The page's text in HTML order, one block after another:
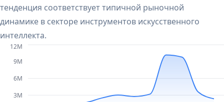
тенденция соответствует типичной рыночной
динамике в секторе инструментов искусственного
интеллекта.
3M
6M
9M
12M